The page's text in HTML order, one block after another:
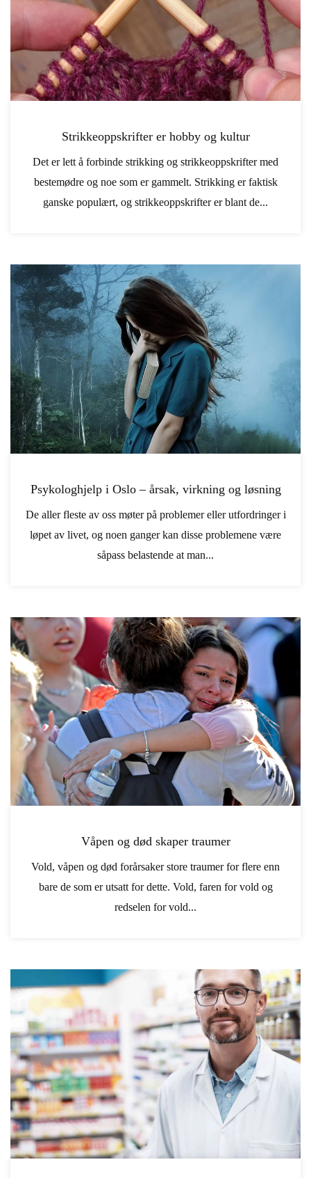
Strikkeoppskrifter er hobby og kultur
Det er lett å forbinde strikking og strikkeoppskrifter med
bestemødre og noe som er gammelt. Strikking er faktisk
ganske populært, og strikkeoppskrifter er blant de...
Psykologhjelp i Oslo – årsak, virkning og løsning
De aller fleste av oss møter på problemer eller utfordringer i
løpet av livet, og noen ganger kan disse problemene være
såpass belastende at man...
Våpen og død skaper traumer
Vold, våpen og død forårsaker store traumer for flere enn
bare de som er utsatt for dette. Vold, faren for vold og
redselen for vold...